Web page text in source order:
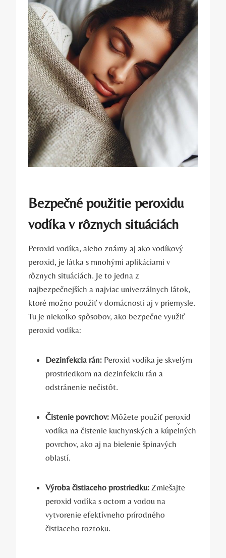
Bezpečné použitie peroxidu
vodíka v rôznych situáciách
Peroxid vodíka, alebo známy aj ako vodíkový
peroxid, je látka s mnohými aplikáciami v
rôznych situáciách. Je to jedna z
najbezpečnejších a najviac univerzálnych látok,
ktoré možno použiť v domácnosti aj v priemysle.
Tu je niekoľko spôsobov, ako bezpečne využiť
peroxid vodíka:
Dezinfekcia rán: Peroxid vodíka je skvelým
prostriedkom na dezinfekciu rán a
odstránenie nečistôt.
Čistenie povrchov: Môžete použiť peroxid
vodíka na čistenie kuchynských a kúpeľných
povrchov, ako aj na bielenie špinavých
oblastí.
Výroba čistiaceho prostriedku: Zmiešajte
peroxid vodíka s octom a vodou na
vytvorenie efektívneho prírodného
čistiaceho roztoku.